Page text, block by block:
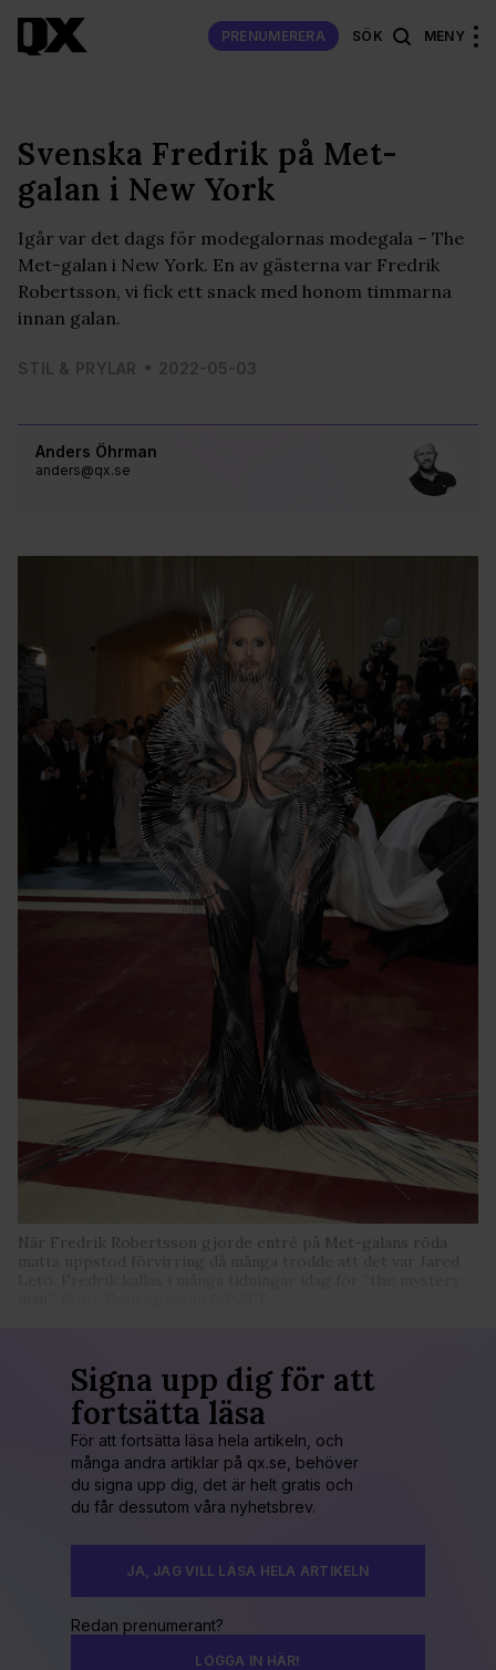
PRENUMERERA SÖK MENY
Anders Öhrman
anders@qx.se
Svenska Fredrik på Met-
galan i New York
Igår var det dags för modegalornas modegala – The
Met-galan i New York. En av gästerna var Fredrik
Robertsson, vi fick ett snack med honom timmarna
innan galan.
STIL & PRYLAR 2022-05-03
När Fredrik Robertsson gjorde entré på Met-galans röda
Signa upp dig för att
fortsätta läsa
För att fortsätta läsa hela artikeln, och
många andra artiklar på qx.se, behöver
du signa upp dig, det är helt gratis och
du får dessutom våra nyhetsbrev.
JA, JAG VILL LÄSA HELA ARTIKELN
Redan prenumerant?
LOGGA IN HÄR!